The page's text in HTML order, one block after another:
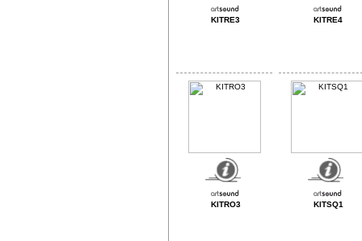
KITRE3 KITRE4
KITRO3 KITSQ1